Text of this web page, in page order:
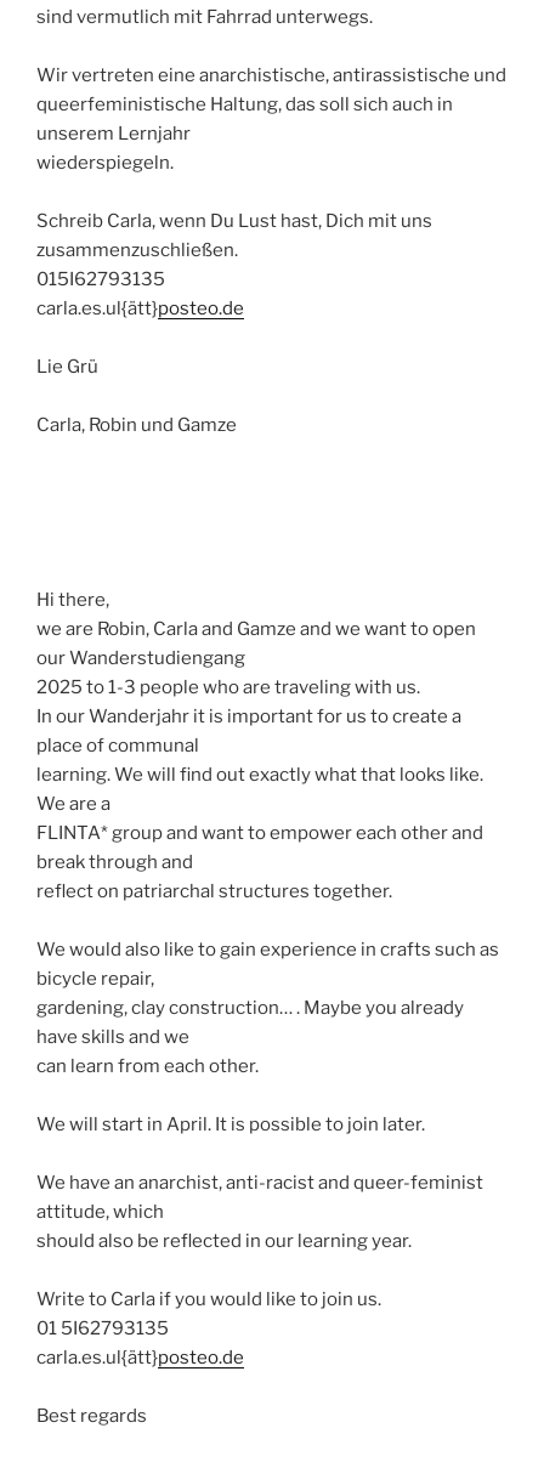
sind vermutlich mit Fahrrad unterwegs.
Wir vertreten eine anarchistische, antirassistische und
queerfeministische Haltung, das soll sich auch in
unserem Lernjahr
wiederspiegeln.
Schreib Carla, wenn Du Lust hast, Dich mit uns
zusammenzuschließen.
015I62793135
carla.es.ul{ätt}posteo.de
Lie Grü
Carla, Robin und Gamze
Hi there,
we are Robin, Carla and Gamze and we want to open
our Wanderstudiengang
2025 to 1-3 people who are traveling with us.
In our Wanderjahr it is important for us to create a
place of communal
learning. We will find out exactly what that looks like.
We are a
FLINTA* group and want to empower each other and
break through and
reflect on patriarchal structures together.
We would also like to gain experience in crafts such as
bicycle repair,
gardening, clay construction… . Maybe you already
have skills and we
can learn from each other.
We will start in April. It is possible to join later.
We have an anarchist, anti-racist and queer-feminist
attitude, which
should also be reflected in our learning year.
Write to Carla if you would like to join us.
01 5I62793135
carla.es.ul{ätt}posteo.de
Best regards